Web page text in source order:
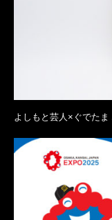
よしもと芸人×ぐでたま